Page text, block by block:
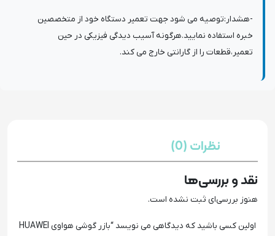
-هشدار:توصیه می شود جهت تعمیر دستگاه خود از متخصصین
خبره استفاده نمایید.هرگونه آسیب دیدگی فیزیکی در حین
تعمیر،قطعات را از گارانتی خارج می کند.
نظرات (0)
نقد و بررسی‌ها
هنوز بررسی‌ای ثبت نشده است.
اولین کسی باشید که دیدگاهی می نویسد “بازر گوشی هواوی HUAWEI